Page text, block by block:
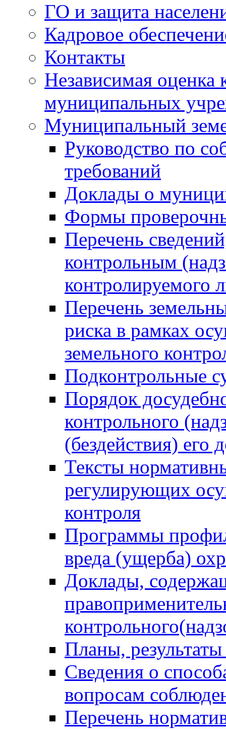
ГО и защита
Кадровое
Контакты
Независимая оценка
муниципальных
Муниципальный
Руководство по
требований
Доклады о
Формы
Перечень
контрольным
контролируемого
Перечень
риска в рамках
земельного
Подконтрольные
Порядок
контрольного
(бездействия)
Тексты
регулирующих
контроля
Программы
вреда (ущерба)
Доклады,
Планы,
Сведения о
вопросам
Перечень